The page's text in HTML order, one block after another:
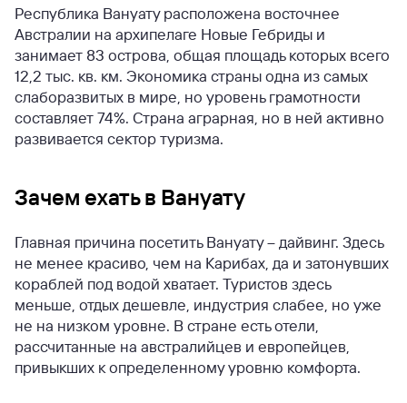
Республика Вануату расположена восточнее
Австралии на архипелаге Новые Гебриды и
занимает 83 острова, общая площадь которых всего
12,2 тыс. кв. км. Экономика страны одна из самых
слаборазвитых в мире, но уровень грамотности
составляет 74%. Страна аграрная, но в ней активно
развивается сектор туризма.
Зачем ехать в Вануату
Главная причина посетить Вануату – дайвинг. Здесь
не менее красиво, чем на Карибах, да и затонувших
кораблей под водой хватает. Туристов здесь
меньше, отдых дешевле, индустрия слабее, но уже
не на низком уровне. В стране есть отели,
рассчитанные на австралийцев и европейцев,
привыкших к определенному уровню комфорта.